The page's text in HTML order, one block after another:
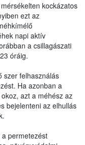
kockázatos
ezt az
napi aktív
a csillagászati
óráig.
szer felhasználás
Ha azonban a
azt a méhész az
bejelenteni az elhullás
permetezést